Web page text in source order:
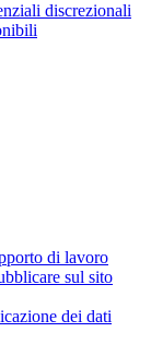
discrezionali
di lavoro
sul sito
dei dati